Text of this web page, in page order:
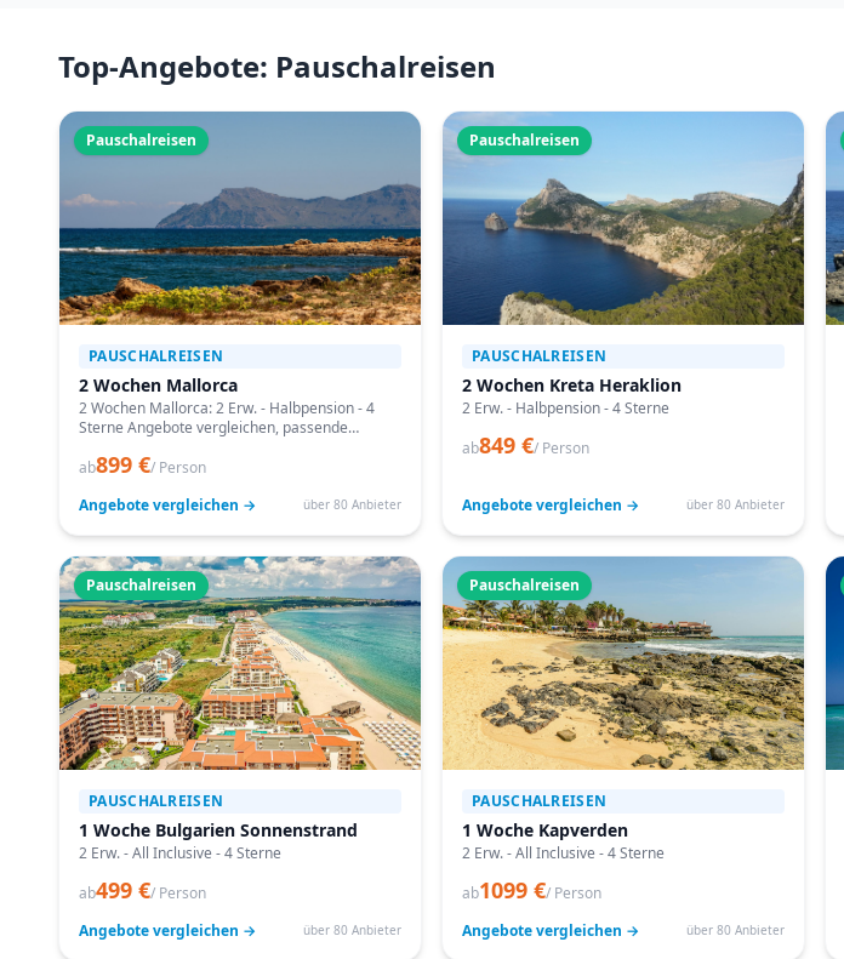
Top-Angebote: Pauschalreisen
Pauschalreisen
PAUSCHALREISEN
2 Wochen Mallorca
2 Wochen Mallorca: 2 Erw. - Halbpension - 4
Sterne Angebote vergleichen, passende
buchen.
ab899 €/ Person
Angebote vergleichen →
über 80 Anbieter
Pauschalreisen
PAUSCHALREISEN
2 Wochen Kreta Heraklion
2 Erw. - Halbpension - 4 Sterne
ab849 €/ Person
Angebote vergleichen → über 80 Anbieter
Pauschalreisen
PAUSCHALREISEN
1 Woche Bulgarien Sonnenstrand
2 Erw. - All Inclusive - 4 Sterne
ab499 €/ Person
Angebote vergleichen →
über 80 Anbieter
Pauschalreisen
PAUSCHALREISEN
1 Woche Kapverden
2 Erw. - All Inclusive - 4 Sterne
ab1099 €/ Person
Angebote vergleichen →
über 80 Anbieter